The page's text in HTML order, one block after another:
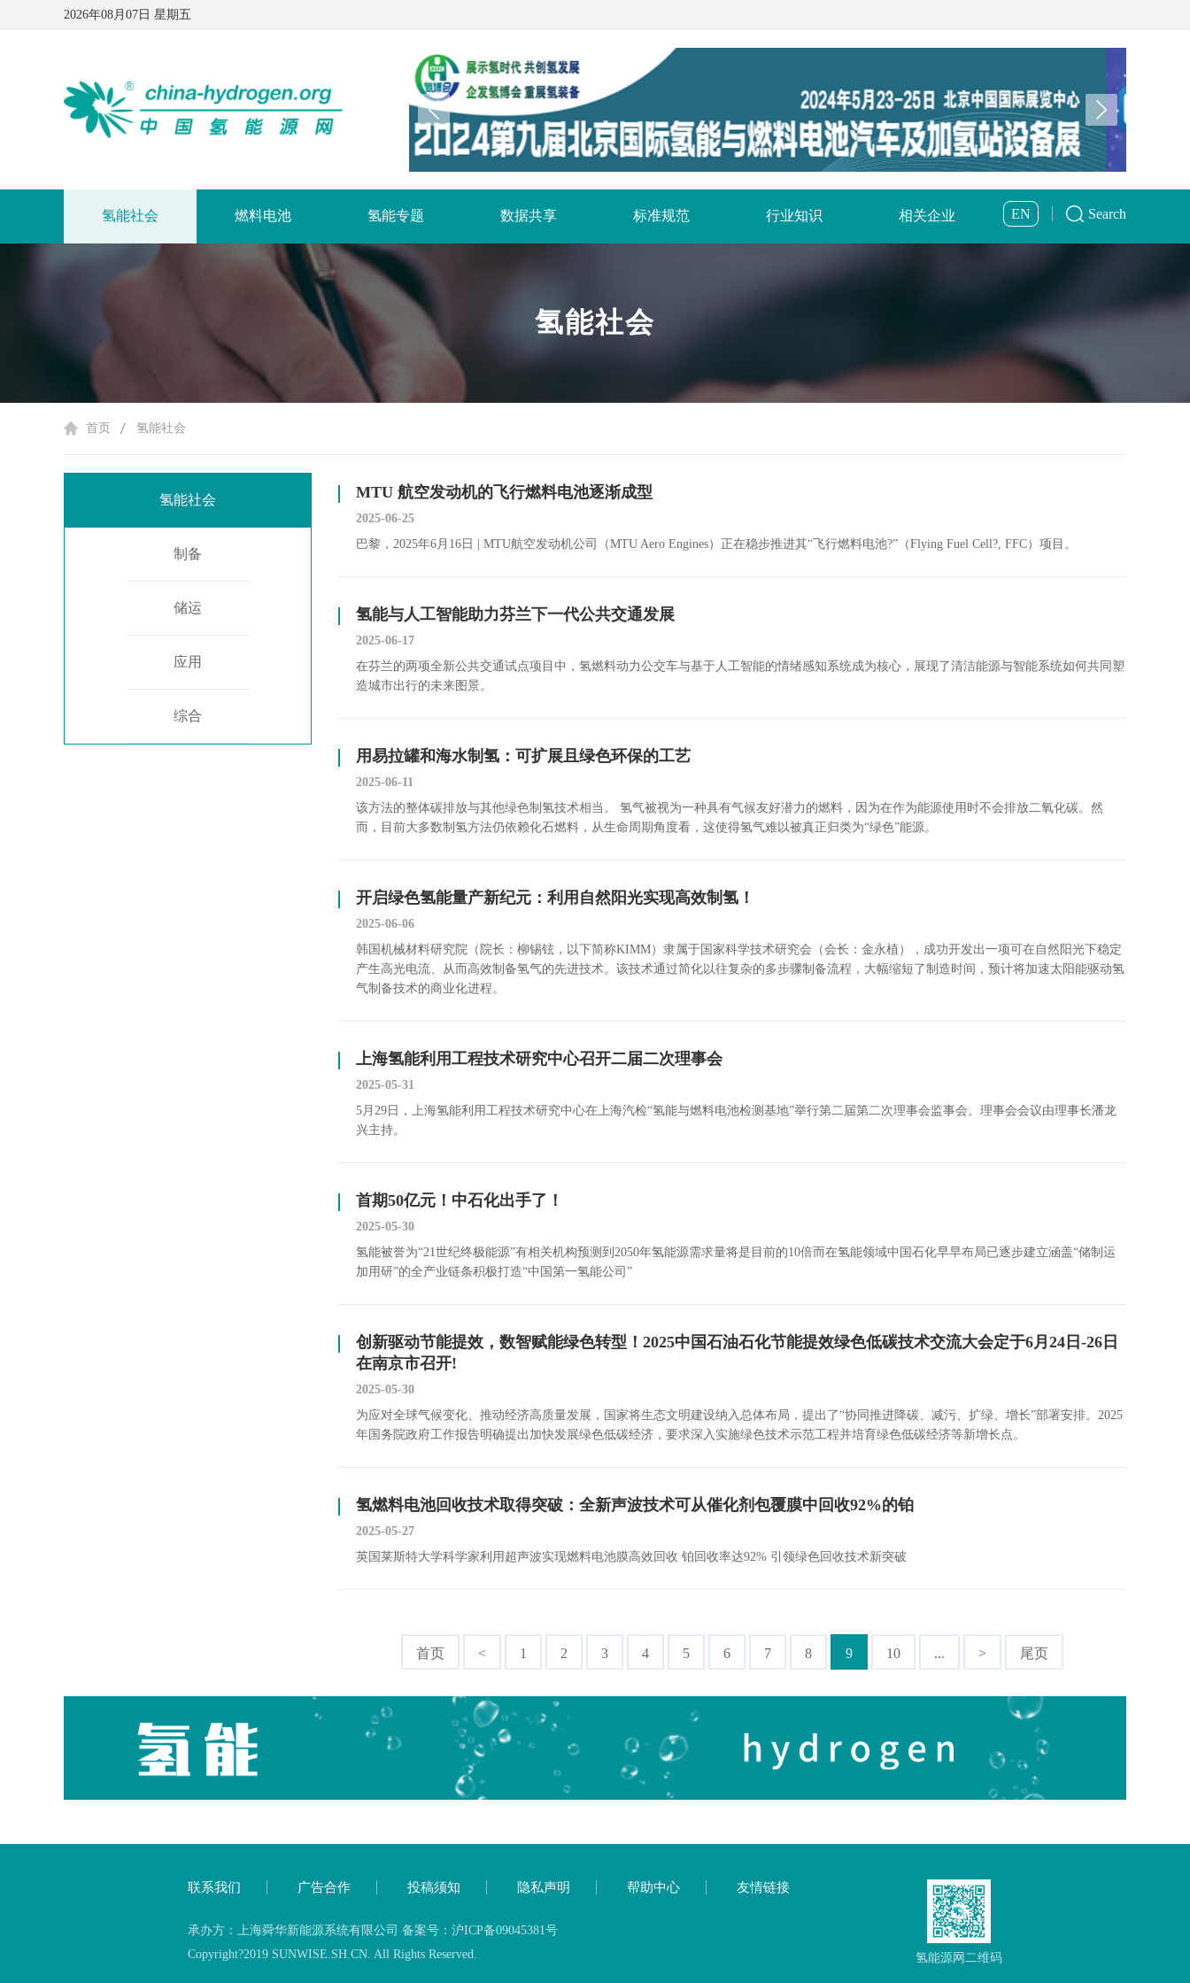
2026年08月07日 星期五
氢能社会 燃料电池 氢能专题 数据共享 标准规范 行业知识 相关企业 EN Search
氢能社会
首页 氢能社会
氢能社会
制备
储运
应用
综合
MTU 航空发动机的飞行燃料电池逐渐成型
2025-06-25
巴黎，2025年6月16日 | MTU航空发动机公司（MTU Aero Engines）正在稳步推进其“飞行燃料电池?”（Flying Fuel Cell?, FFC）项目。
氢能与人工智能助力芬兰下一代公共交通发展
2025-06-17
在芬兰的两项全新公共交通试点项目中，氢燃料动力公交车与基于人工智能的情绪感知系统成为核心，展现了清洁能源与智能系统如何共同塑
造城市出行的未来图景。
用易拉罐和海水制氢：可扩展且绿色环保的工艺
2025-06-11
该方法的整体碳排放与其他绿色制氢技术相当。 氢气被视为一种具有气候友好潜力的燃料，因为在作为能源使用时不会排放二氧化碳。然
而，目前大多数制氢方法仍依赖化石燃料，从生命周期角度看，这使得氢气难以被真正归类为“绿色”能源。
开启绿色氢能量产新纪元：利用自然阳光实现高效制氢！
2025-06-06
韩国机械材料研究院（院长：柳锡铉，以下简称KIMM）隶属于国家科学技术研究会（会长：金永植），成功开发出一项可在自然阳光下稳定
产生高光电流、从而高效制备氢气的先进技术。该技术通过简化以往复杂的多步骤制备流程，大幅缩短了制造时间，预计将加速太阳能驱动氢
气制备技术的商业化进程。
上海氢能利用工程技术研究中心召开二届二次理事会
2025-05-31
5月29日，上海氢能利用工程技术研究中心在上海汽检“氢能与燃料电池检测基地”举行第二届第二次理事会监事会。理事会会议由理事长潘龙
兴主持。
首期50亿元！中石化出手了！
2025-05-30
氢能被誉为“21世纪终极能源”有相关机构预测到2050年氢能源需求量将是目前的10倍而在氢能领域中国石化早早布局已逐步建立涵盖“储制运
加用研”的全产业链条积极打造“中国第一氢能公司”
创新驱动节能提效，数智赋能绿色转型！2025中国石油石化节能提效绿色低碳技术交流大会定于6月24日-26日
在南京市召开!
2025-05-30
为应对全球气候变化、推动经济高质量发展，国家将生态文明建设纳入总体布局，提出了“协同推进降碳、减污、扩绿、增长”部署安排。2025
年国务院政府工作报告明确提出加快发展绿色低碳经济，要求深入实施绿色技术示范工程并培育绿色低碳经济等新增长点。
氢燃料电池回收技术取得突破：全新声波技术可从催化剂包覆膜中回收92%的铂
2025-05-27
英国莱斯特大学科学家利用超声波实现燃料电池膜高效回收 铂回收率达92% 引领绿色回收技术新突破
首页 < 1 2 3 4 5 6 7 8 9 10 ... > 尾页
联系我们 广告合作 投稿须知 隐私声明 帮助中心 友情链接
承办方：上海舜华新能源系统有限公司 备案号：沪ICP备09045381号
Copyright?2019 SUNWISE.SH.CN. All Rights Reserved.
氢能源网二维码